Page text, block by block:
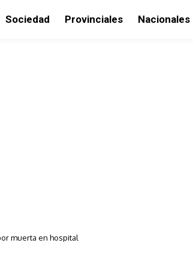
Sociedad Provinciales Nacionales
muerta en hospital